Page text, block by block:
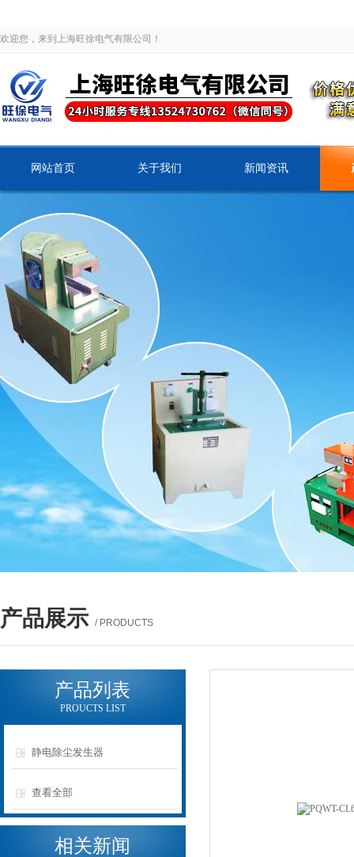
欢迎您，来到上海旺徐电气有限公司！
网站首页 关于我们 新闻资讯
产品展示 / PRODUCTS
产品列表
PROUCTS LIST
静电除尘发生器
查看全部
相关新闻